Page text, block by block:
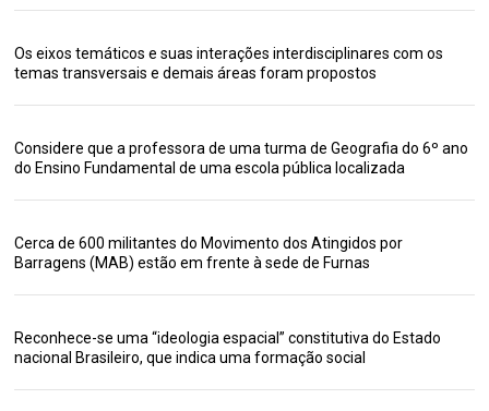
Os eixos temáticos e suas interações interdisciplinares com os
temas transversais e demais áreas foram propostos
Considere que a professora de uma turma de Geografia do 6º ano
do Ensino Fundamental de uma escola pública localizada
Cerca de 600 militantes do Movimento dos Atingidos por
Barragens (MAB) estão em frente à sede de Furnas
Reconhece-se uma “ideologia espacial” constitutiva do Estado
nacional Brasileiro, que indica uma formação social